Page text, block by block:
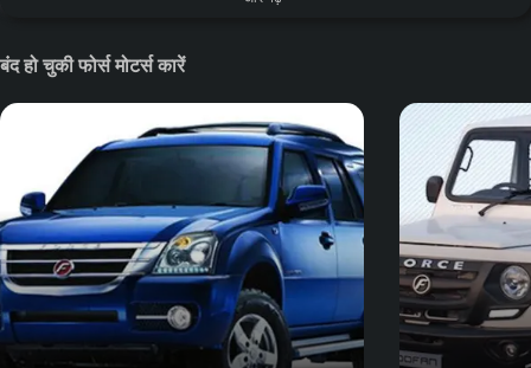
मर्सिडीज़-मेबैक
किया रेनो मारुति सुजुकी
जीप महिंद्रा टोयोटा
बंद हो चुकी फोर्स मोटर्स कारें